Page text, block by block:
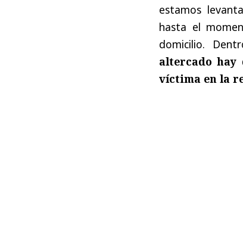
estamos
hasta el
domicilio.
altercado hay
víctima en la